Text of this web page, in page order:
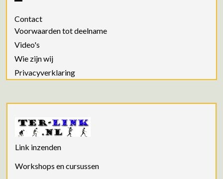
Contact
Voorwaarden tot deelname
Video's
Wie zijn wij
Privacyverklaring
Link inzenden
Workshops en cursussen